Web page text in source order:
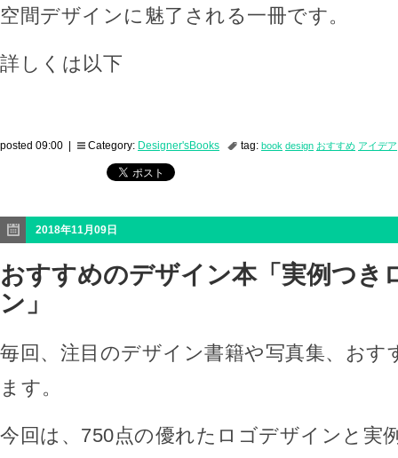
空間デザインに魅了される一冊です。
詳しくは以下
posted 09:00 | Category: Designer'sBooks tag: book design おすすめ アイデア
2018年11月09日
おすすめのデザイン本「実例つき
ン」
毎回、注目のデザイン書籍や写真集、おす
ます。
今回は、750点の優れたロゴデザインと実